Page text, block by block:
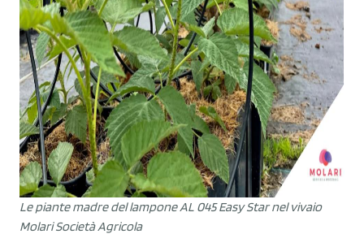
Le piante madre del lampone AL 045 Easy Star nel vivaio
Molari Società Agricola